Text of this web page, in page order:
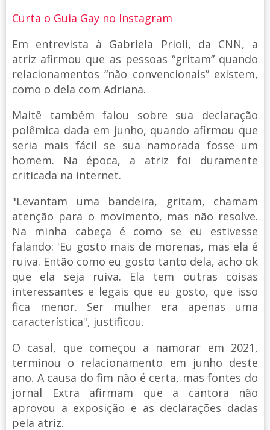
Curta o Guia Gay no Instagram
Em entrevista à Gabriela Prioli, da CNN, a
atriz afirmou que as pessoas “gritam” quando
relacionamentos “não convencionais” existem,
como o dela com Adriana.
Maitê também falou sobre sua declaração
polêmica dada em junho, quando afirmou que
seria mais fácil se sua namorada fosse um
homem. Na época, a atriz foi duramente
criticada na internet.
"Levantam uma bandeira, gritam, chamam
atenção para o movimento, mas não resolve.
Na minha cabeça é como se eu estivesse
falando: 'Eu gosto mais de morenas, mas ela é
ruiva. Então como eu gosto tanto dela, acho ok
que ela seja ruiva. Ela tem outras coisas
interessantes e legais que eu gosto, que isso
fica menor. Ser mulher era apenas uma
característica", justificou.
O casal, que começou a namorar em 2021,
terminou o relacionamento em junho deste
ano. A causa do fim não é certa, mas fontes do
jornal Extra afirmam que a cantora não
aprovou a exposição e as declarações dadas
pela atriz.